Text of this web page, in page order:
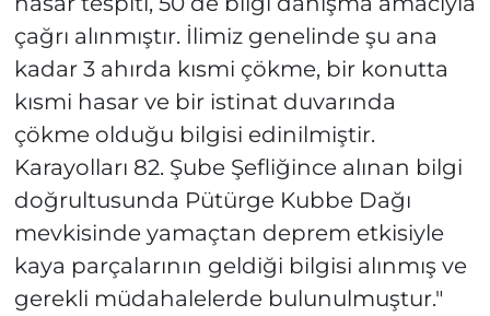
çağrı alınmıştır. İlimiz genelinde şu ana
kadar 3 ahırda kısmi çökme, bir konutta
kısmi hasar ve bir istinat duvarında
çökme olduğu bilgisi edinilmiştir.
Karayolları 82. Şube Şefliğince alınan bilgi
doğrultusunda Pütürge Kubbe Dağı
mevkisinde yamaçtan deprem etkisiyle
kaya parçalarının geldiği bilgisi alınmış ve
gerekli müdahalelerde bulunulmuştur."